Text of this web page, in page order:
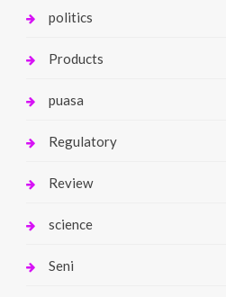
politics
Products
puasa
Regulatory
Review
science
Seni